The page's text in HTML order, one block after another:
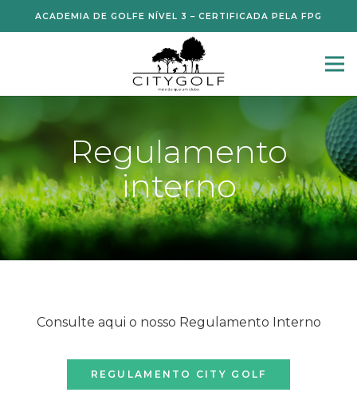
ACADEMIA DE GOLFE NÍVEL 3 – CERTIFICADA PELA FPG
Regulamento
interno
Consulte aqui o nosso Regulamento Interno
REGULAMENTO CITY GOLF